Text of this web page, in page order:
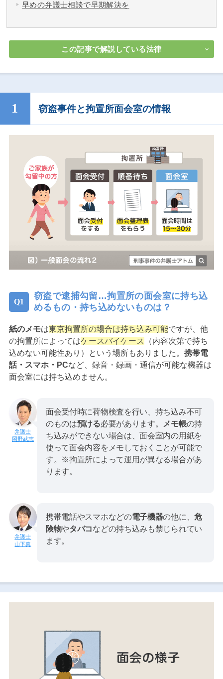
早めの弁護士相談で早期解決を
この記事で解説している法律
窃盗事件と拘置所面会室の情報
窃盗で逮捕勾留…拘置所の面会室に持ち込
めるもの・持ち込めないものは？
紙のメモは東京拘置所の場合は持ち込み可能ですが、他
の拘置所によってはケースバイケース
（内容次第で持ち
込めない可能性あり）という場所もありました。 携帯電
話・スマホ・PCなど、録音・録画・通信が可能な機器は
面会室には持ち込めません。
岡野武志
面会受付時に荷物検査を行い、持ち込み不可
のものは預ける必要があります。 メモ帳の持
ち込みができない場合は、面会室内の用紙を
使って面会内容をメモしておくことが可能で
す。※拘置所によって運用が異なる場合があ
ります。
山下真
携帯電話やスマホなどの電子機器の他に、危
険物やタバコなどの持ち込みも禁じられてい
ます。